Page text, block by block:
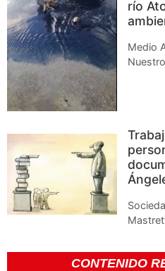
río
Medio
Nuestro
CONTENIDO